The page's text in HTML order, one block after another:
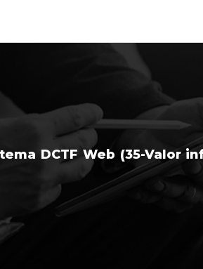
DCTF Web (35-Valor